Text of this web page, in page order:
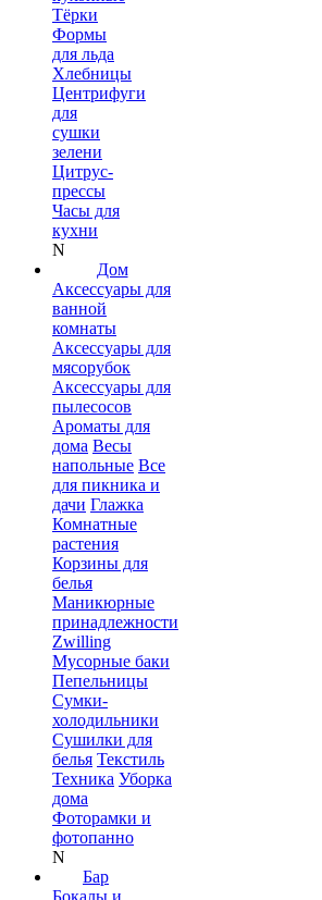
Тёрки
Формы
для льда
Хлебницы
Центрифуги
для
сушки
зелени
Цитрус-
прессы
Часы для
кухни
N
Дом
Аксессуары для
ванной
комнаты
Аксессуары для
мясорубок
Аксессуары для
пылесосов
Ароматы для
дома Весы
напольные Все
для пикника и
дачи Глажка
Комнатные
растения
Корзины для
белья
Маникюрные
принадлежности
Zwilling
Мусорные баки
Пепельницы
Сумки-
холодильники
Сушилки для
белья Текстиль
Техника Уборка
дома
Фоторамки и
фотопанно
N
Бар
Бокалы и